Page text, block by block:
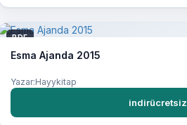
PDF
Esma Ajanda 2015
Yazar:Hayykitap
indirücretsiz